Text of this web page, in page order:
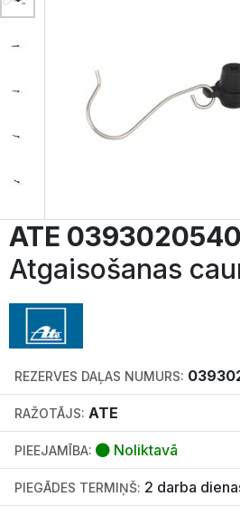
ATE
Atgaisošanas
REZERVES DAĻAS NUMURS:
RAŽOTĀJS: ATE
PIEEJAMĪBA: Noliktavā
PIEGĀDES TERMIŅŠ: 2 darba